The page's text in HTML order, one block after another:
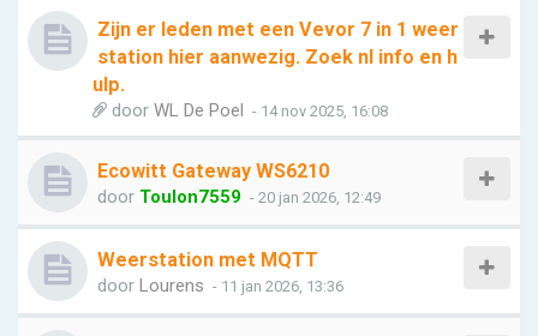
Zijn er leden met een Vevor 7 in 1 weer
station hier aanwezig. Zoek nl info en h
ulp.
door WL De Poel - 14 nov 2025, 16:08
Ecowitt Gateway WS6210
door Toulon7559 - 20 jan 2026, 12:49
Weerstation met MQTT
door Lourens - 11 jan 2026, 13:36